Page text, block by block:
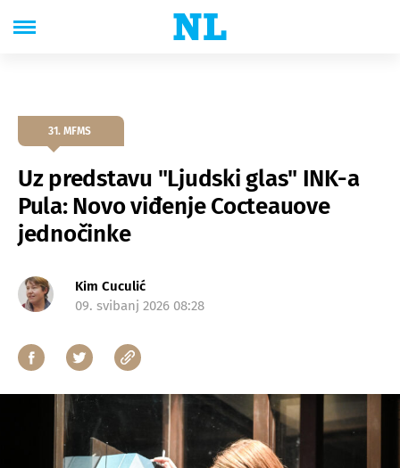
31. MFMS
Uz predstavu "Ljudski glas" INK-a
Pula: Novo viđenje Cocteauove
jednočinke
Kim Cuculić
09. svibanj 2026 08:28